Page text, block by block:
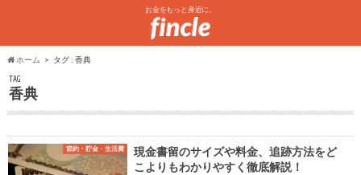
お金をもっと身近に。
ホーム タグ : 香典
TAG
香典
節約・貯金・生活費
現金書留のサイズや料金、追跡方法をど
こよりもわかりやすく徹底解説！